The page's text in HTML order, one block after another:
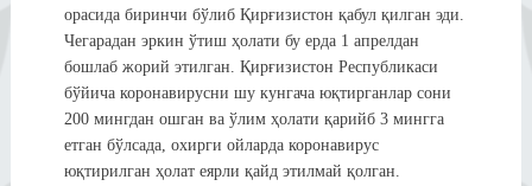
орасида биринчи бўлиб Қирғизистон қабул қилган эди.
Чегарадан эркин ўтиш ҳолати бу ерда 1 апрелдан
бошлаб жорий этилган. Қирғизистон Республикаси
бўйича коронавирусни шу кунгача юқтирганлар сони
200 мингдан ошган ва ўлим ҳолати қарийб 3 мингга
етган бўлсада, охирги ойларда коронавирус
юқтирилган ҳолат еярли қайд этилмай қолган.